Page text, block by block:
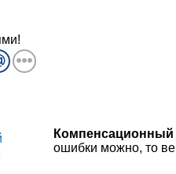
ошибки можно, то